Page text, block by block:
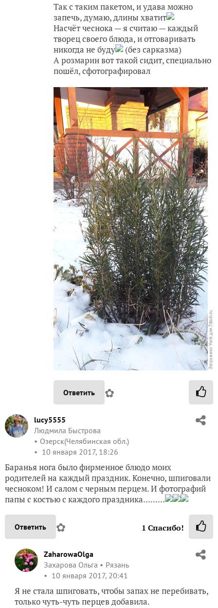
Так с таким пакетом, и удава можно
запечь, думаю, длины хватит
Насчёт чеснока — я считаю — каждый
творец своего блюда, и отговаривать
никогда не буду
(без сарказма)
А розмарин вот такой сидит, специально
пошёл, сфотографировал
Ответить ✿
lucy5555
Людмила Быстрова
Озерск(Челябинская обл.)
10 января 2017, 18:26
Баранья нога было фирменное блюдо моих
родителей на каждый праздник. Конечно, шпиговали
чесноком! И салом с черным перцем. И фотографий
папы с костью с каждого праздника.........
Ответить ✿ 1 Спасибо!
ZaharowaOlga
Захарова Ольга
Рязань
10 января 2017, 20:41
Я не стала шпиговать, чтобы запах не перебивать,
только чуть-чуть перцев добавила.